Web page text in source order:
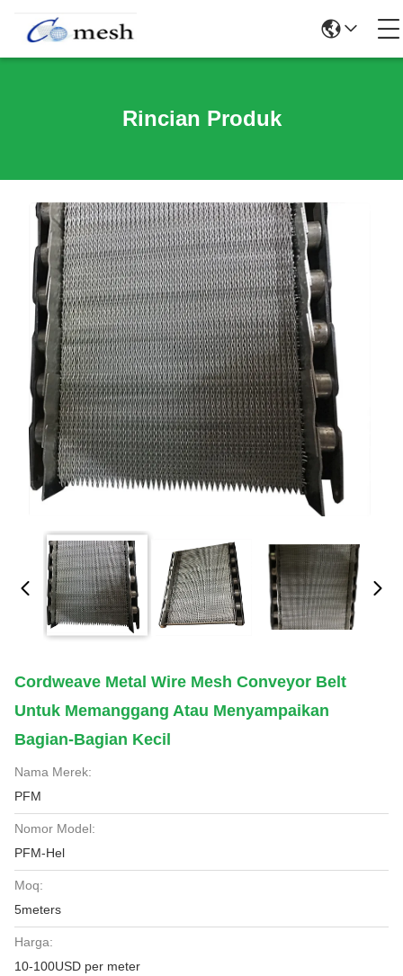
Rincian Produk
Cordweave Metal Wire Mesh Conveyor Belt
Untuk Memanggang Atau Menyampaikan
Bagian-Bagian Kecil
Nama Merek:
PFM
Nomor Model:
PFM-Hel
Moq:
5meters
Harga:
10-100USD per meter